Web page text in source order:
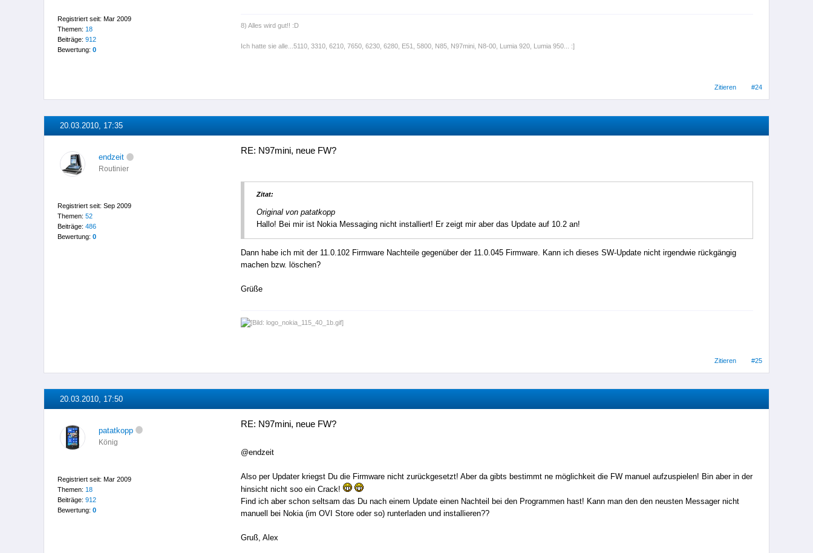
Registriert seit: Mar 2009
Themen: 18
Beiträge: 912
Bewertung: 0
8) Alles wird gut!! :D
Ich hatte sie alle...5110, 3310, 6210, 7650, 6230, 6280, E51, 5800, N85, N97mini, N8-00, Lumia 920, Lumia 950... :]
Zitieren #24
20.03.2010, 17:35
endzeit
Routinier
Registriert seit: Sep 2009
Themen: 52
Beiträge: 486
Bewertung: 0
RE: N97mini, neue FW?
Zitat:
Original von patatkopp
Hallo! Bei mir ist Nokia Messaging nicht installiert! Er zeigt mir aber das Update auf 10.2 an!
Dann habe ich mit der 11.0.102 Firmware Nachteile gegenüber der 11.0.045 Firmware. Kann ich dieses SW-Update nicht irgendwie rückgängig
machen bzw. löschen?
Grüße
Zitieren #25
20.03.2010, 17:50
patatkopp
König
Registriert seit: Mar 2009
Themen: 18
Beiträge: 912
Bewertung: 0
RE: N97mini, neue FW?
@endzeit
Also per Updater kriegst Du die Firmware nicht zurückgesetzt! Aber da gibts bestimmt ne möglichkeit die FW manuel aufzuspielen! Bin aber in der
hinsicht nicht soo ein Crack!
Find ich aber schon seltsam das Du nach einem Update einen Nachteil bei den Programmen hast! Kann man den den neusten Messager nicht
manuell bei Nokia (im OVI Store oder so) runterladen und installieren??
Gruß, Alex